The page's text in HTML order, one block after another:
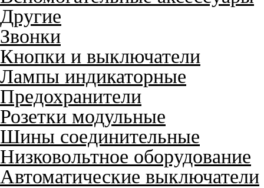
Другие
Звонки
Кнопки и выключатели
Лампы индикаторные
Предохранители
Розетки модульные
Шины соединительные
Низковольтное оборудование
Автоматические выключатели